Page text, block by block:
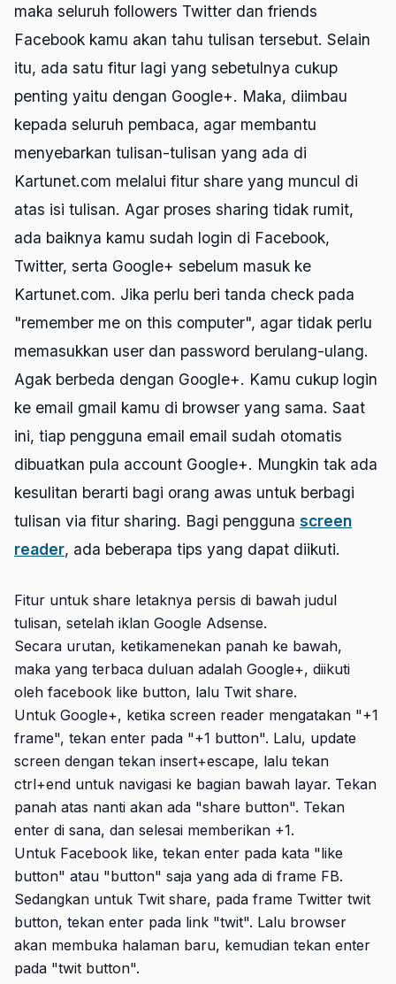
maka seluruh followers Twitter dan friends
Facebook kamu akan tahu tulisan tersebut. Selain
itu, ada satu fitur lagi yang sebetulnya cukup
penting yaitu dengan Google+. Maka, diimbau
kepada seluruh pembaca, agar membantu
menyebarkan tulisan-tulisan yang ada di
Kartunet.com melalui fitur share yang muncul di
atas isi tulisan. Agar proses sharing tidak rumit,
ada baiknya kamu sudah login di Facebook,
Twitter, serta Google+ sebelum masuk ke
Kartunet.com. Jika perlu beri tanda check pada
"remember me on this computer", agar tidak perlu
memasukkan user dan password berulang-ulang.
Agak berbeda dengan Google+. Kamu cukup login
ke email gmail kamu di browser yang sama. Saat
ini, tiap pengguna email email sudah otomatis
dibuatkan pula account Google+. Mungkin tak ada
kesulitan berarti bagi orang awas untuk berbagi
tulisan via fitur sharing. Bagi pengguna screen
reader, ada beberapa tips yang dapat diikuti.
Fitur untuk share letaknya persis di bawah judul
tulisan, setelah iklan Google Adsense.
Secara urutan, ketikamenekan panah ke bawah,
maka yang terbaca duluan adalah Google+, diikuti
oleh facebook like button, lalu Twit share.
Untuk Google+, ketika screen reader mengatakan "+1
frame", tekan enter pada "+1 button". Lalu, update
screen dengan tekan insert+escape, lalu tekan
ctrl+end untuk navigasi ke bagian bawah layar. Tekan
panah atas nanti akan ada "share button". Tekan
enter di sana, dan selesai memberikan +1.
Untuk Facebook like, tekan enter pada kata "like
button" atau "button" saja yang ada di frame FB.
Sedangkan untuk Twit share, pada frame Twitter twit
button, tekan enter pada link "twit". Lalu browser
akan membuka halaman baru, kemudian tekan enter
pada "twit button".